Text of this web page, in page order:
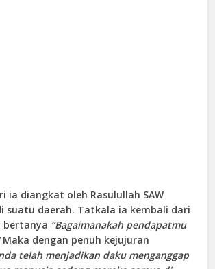
ia diangkat oleh Rasulullah SAW
suatu daerah. Tatkala ia kembali dari
bertanya “Bagaimanakah pendapatmu
Maka dengan penuh kejujuran
telah menjadikan daku menganggap